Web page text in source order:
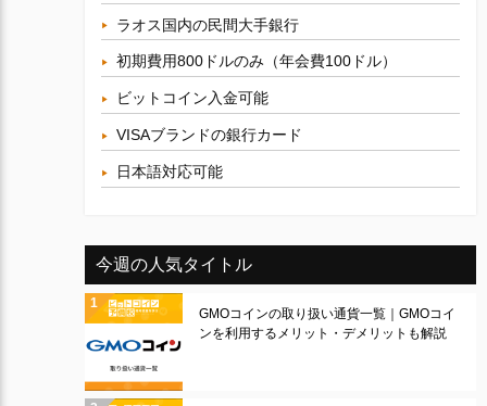
ラオス国内の民間大手銀行
初期費用800ドルのみ（年会費100ドル）
ビットコイン入金可能
VISAブランドの銀行カード
日本語対応可能
今週の人気タイトル
GMOコインの取り扱い通貨一覧｜GMOコイ
ンを利用するメリット・デメリットも解説